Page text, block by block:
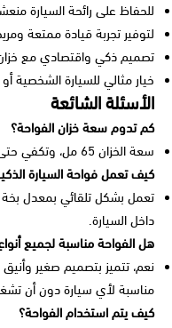
للحفاظ على رائحة السيارة
لتوفير تجربة قيادة ممتعة
تصميم ذكي واقتصادي مع
خيار مثالي للسيارة الشخصية أو
الأسئلة الشائعة
كم تدوم سعة خزان الفواحة؟
سعة الخزان 65 مل، وتكفي حتى 70 يومًا من الاستخدام.
كيف تعمل فواحة السيارة
تعمل بشكل تلقائي بمعدل بخة
داخل السيارة.
هل الفواحة مناسبة لجميع
مناسبة لأي سيارة دون أن
كيف يتم استخدام الفواحة؟